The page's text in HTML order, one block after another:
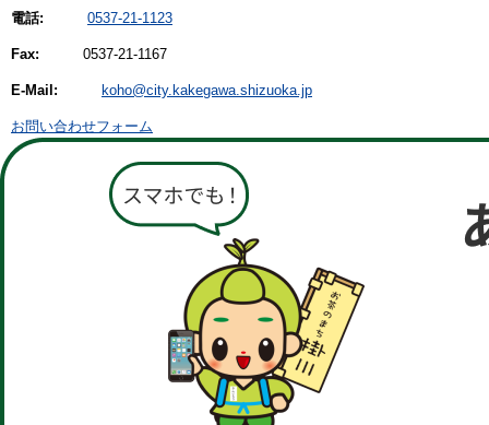
電話: 0537-21-1123
Fax: 0537-21-1167
E-Mail: koho@city.kakegawa.shizuoka.jp
お問い合わせフォーム